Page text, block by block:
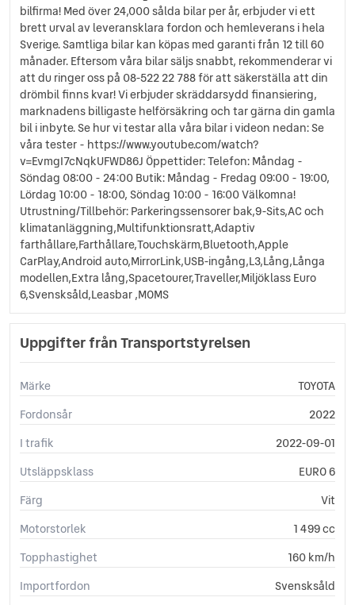
bilfirma! Med över 24,000 sålda bilar per år, erbjuder vi ett
brett urval av leveransklara fordon och hemleverans i hela
Sverige. Samtliga bilar kan köpas med garanti från 12 till 60
månader. Eftersom våra bilar säljs snabbt, rekommenderar vi
att du ringer oss på 08-522 22 788 för att säkerställa att din
drömbil finns kvar! Vi erbjuder skräddarsydd finansiering,
marknadens billigaste helförsäkring och tar gärna din gamla
bil i inbyte. Se hur vi testar alla våra bilar i videon nedan: Se
våra tester - https://www.youtube.com/watch?
v=EvmgI7cNqkUFWD86J Öppettider: Telefon: Måndag -
Söndag 08:00 - 24:00 Butik: Måndag - Fredag 09:00 - 19:00,
Lördag 10:00 - 18:00, Söndag 10:00 - 16:00 Välkomna!
Utrustning/Tillbehör: Parkeringssensorer bak,9-Sits,AC och
klimatanläggning,Multifunktionsratt,Adaptiv
farthållare,Farthållare,Touchskärm,Bluetooth,Apple
CarPlay,Android auto,MirrorLink,USB-ingång,L3,Lång,Långa
modellen,Extra lång,Spacetourer,Traveller,Miljöklass Euro
6,Svensksåld,Leasbar ,MOMS
Uppgifter från Transportstyrelsen
Märke
TOYOTA
Fordonsår
2022
I trafik
2022-09-01
Utsläppsklass
EURO 6
Färg
Vit
Motorstorlek
1 499 cc
Topphastighet
160 km/h
Importfordon
Svensksåld